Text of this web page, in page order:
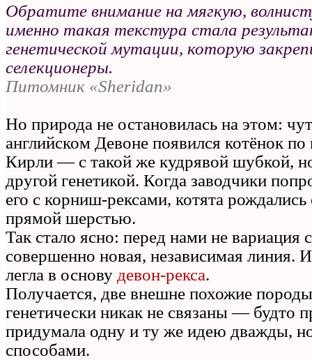
Обратите внимание на мягкую,
именно такая текстура стала
генетической мутации, которую
селекционеры.
Питомник «Sheridan»
Но природа не остановилась на этом:
английском Девоне появился котёнок
Кирли — с такой же кудрявой шубкой,
другой генетикой. Когда заводчики
его с корниш‑рексами, котята
прямой шерстью.
Так стало ясно: перед нами не вариация
совершенно новая, независимая линия.
легла в основу девон‑рекса.
Получается, две внешне похожие
генетически никак не связаны — будто
придумала одну и ту же идею дважды,
способами.